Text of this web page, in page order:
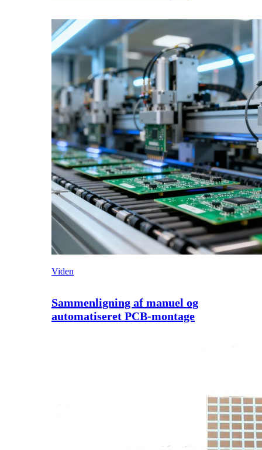
Viden
Sammenligning af manuel og
automatiseret PCB-montage